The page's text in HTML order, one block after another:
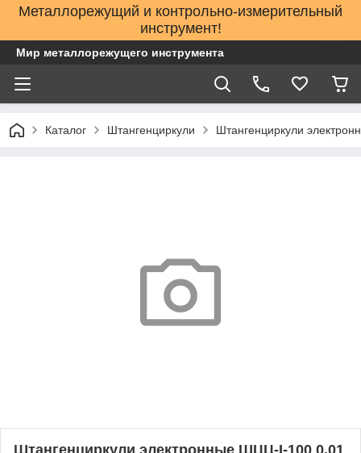
Металлорежущий и контрольно-измерительный
инструмент!
Мир металлорежущего инструмента
Каталог Штангенциркули Штангенциркули
Штангенциркули электронные ШЦЦ-I-100 0.01